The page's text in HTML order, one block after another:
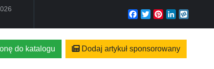
Facebook
TwitterPinterest
LinkedIn
do katalogu Dodaj artykuł sponsorowany